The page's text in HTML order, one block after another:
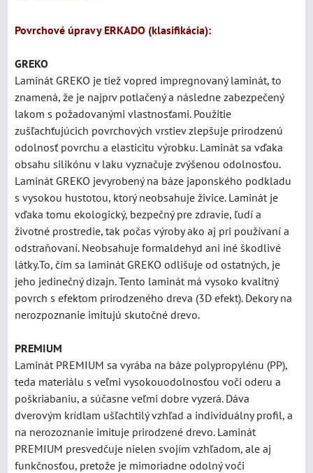
Povrchové úpravy ERKADO (klasifikácia):
GREKO
Laminát GREKO je tiež vopred impregnovaný laminát, to
znamená, že je najprv potlačený a následne zabezpečený
lakom s požadovanými vlastnosťami. Použitie
zušľachťujúcich povrchových vrstiev zlepšuje prirodzenú
odolnosť povrchu a elasticitu výrobku. Laminát sa vďaka
obsahu silikónu v laku vyznačuje zvýšenou odolnosťou.
Laminát GREKO jevyrobený na báze japonského podkladu
s vysokou hustotou, ktorý neobsahuje živice. Laminát je
vďaka tomu ekologický, bezpečný pre zdravie, ľudí a
životné prostredie, tak počas výroby ako aj pri používaní a
odstraňovaní. Neobsahuje formaldehyd ani iné škodlivé
látky.To, čím sa laminát GREKO odlišuje od ostatných, je
jeho jedinečný dizajn. Tento laminát má vysoko kvalitný
povrch s efektom prirodzeného dreva (3D efekt). Dekory na
nerozpoznanie imitujú skutočné drevo.
PREMIUM
Laminát PREMIUM sa vyrába na báze polypropylénu (PP),
teda materiálu s veľmi vysokouodolnosťou voči oderu a
poškriabaniu, a súčasne veľmi dobre vyzerá. Dáva
dverovým krídlam ušľachtilý vzhľad a individuálny profil, a
na nerozoznanie imituje prirodzené drevo. Laminát
PREMIUM presvedčuje nielen svojím vzhľadom, ale aj
funkčnosťou, pretože je mimoriadne odolný voči